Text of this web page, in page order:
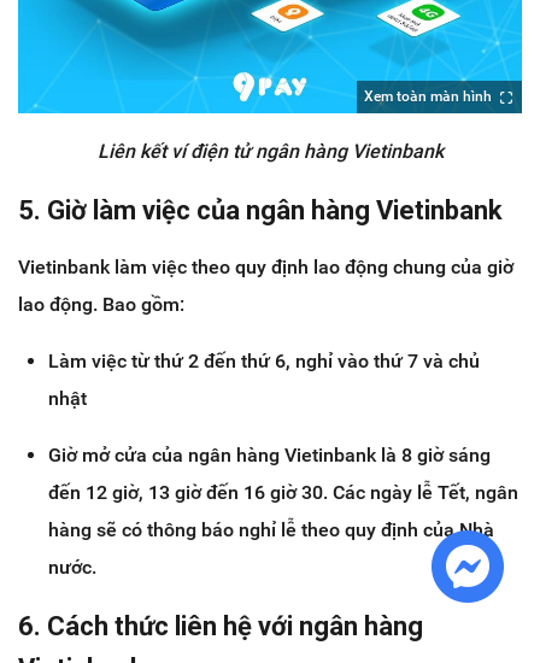
Xem toàn màn hình
Liên kết ví điện tử ngân hàng Vietinbank
5. Giờ làm việc của ngân hàng Vietinbank
Vietinbank làm việc theo quy định lao động chung của giờ
lao động. Bao gồm:
Làm việc từ thứ 2 đến thứ 6, nghỉ vào thứ 7 và chủ
nhật
Giờ mở cửa của ngân hàng Vietinbank là 8 giờ sáng
đến 12 giờ, 13 giờ đến 16 giờ 30. Các ngày lễ Tết, ngân
hàng sẽ có thông báo nghỉ lễ theo quy định của Nhà
nước.
6. Cách thức liên hệ với ngân hàng